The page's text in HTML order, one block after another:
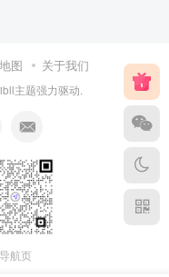
图 关于我们
主题强力驱动.
导航页